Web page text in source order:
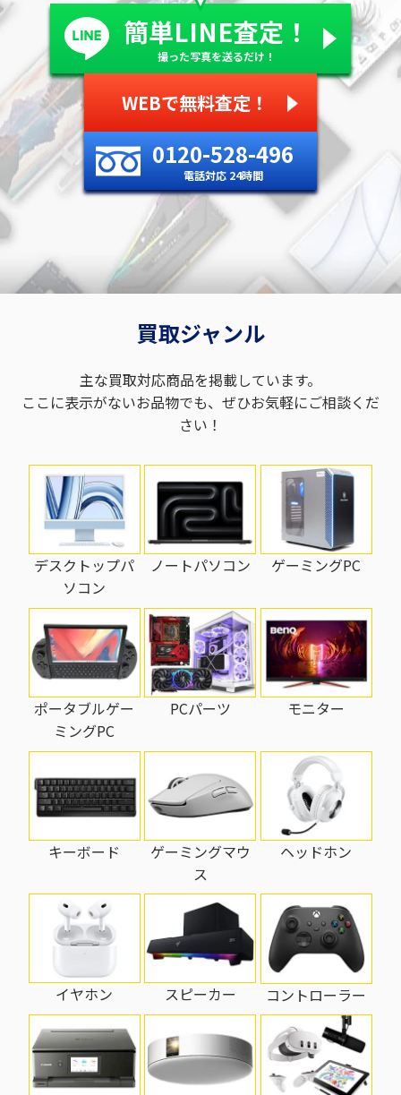
簡単LINE査定！
撮った写真を送るだけ！
WEBで無料査定！
0120-528-496
電話対応 24時間
買取ジャンル
主な買取対応商品を掲載しています。
ここに表示がないお品物でも、ぜひお気軽にご相談くだ
さい！
デスクトップパ
ソコン
ノートパソコン ゲーミングPC
ポータブルゲー
ミングPC
PCパーツ モニター
キーボード
ゲーミングマウ
ス
ヘッドホン
イヤホン スピーカー コントローラー